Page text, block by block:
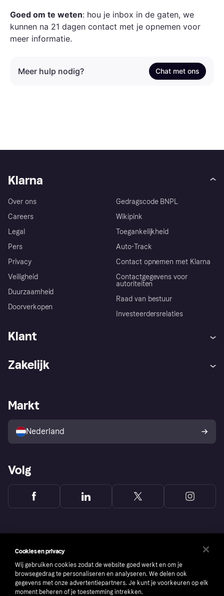
Goed om te weten: hou je inbox in de gaten, we
kunnen na 21 dagen contact met je opnemen voor
meer informatie.
Meer hulp nodig? Chat met ons
Klarna
Over ons
Careers
Legal
Pers
Privacy
Veiligheid
Duurzaamheid
Doorverkopen
Gedragscode BNPL
Wikipink
Toegankelijkheid
Auto-Track
Contact opnemen met Klarna
Contactgegevens voor
autoriteiten
Raad van bestuur
Investeerdersrelaties
Klant
Winkeloverzicht
Kopersbescherming voor
consumenten
Zakelijk
Zakelijke login
Markt
Nederland
Volg
Cookies en privacy
Wij gebruiken cookies zodat de website goed werkt en om je
browsegedrag te personaliseren en analyseren. We delen ook
gegevens met onze advertentiepartners. Je kunt je voorkeuren op elk
moment beheren of je toestemming intrekken.